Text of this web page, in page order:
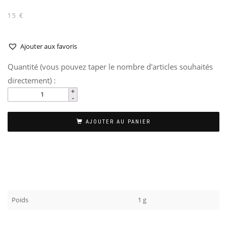
15 €
Ajouter aux favoris
Quantité (vous pouvez taper le nombre d'articles souhaités
directement) :
AJOUTER AU PANIER
Poids 1 g